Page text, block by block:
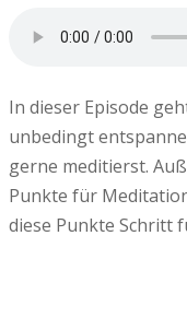
In dieser Episode
unbedingt
gerne meditierst.
Punkte für
diese Punkte Schritt